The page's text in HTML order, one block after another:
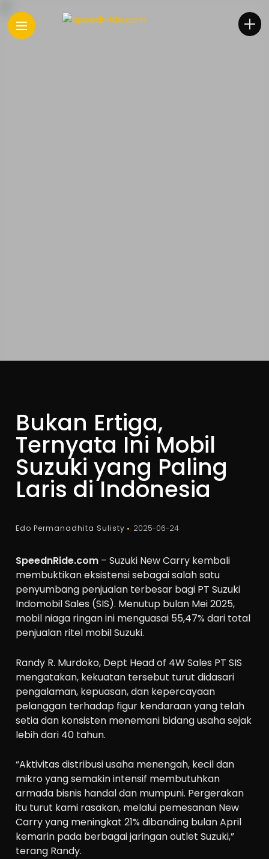
Bukan Ertiga,
Ternyata Ini Mobil
Suzuki yang Paling
Laris di Indonesia
Edo Permanadhita Sulisty 2025-06-24
SpeednRide.com – Suzuki New Carry kembali
membuktikan eksistensi sebagai salah satu
penyumbang penjualan terbesar bagi PT Suzuki
Indomobil Sales (SIS). Menutup bulan Mei 2025,
mobil niaga ringan ini menguasai 55,47% dari total
penjualan ritel mobil Suzuki.
Randy R. Murdoko, Dept Head of 4W Sales PT SIS
mengatakan, kekuatan tersebut turut didasari
pengalaman, kepuasan, dan kepercayaan
pelanggan terhadap figur kendaraan yang telah
setia dan konsisten menemani bidang usaha sejak
lebih dari 40 tahun.
“Aktivitas distribusi usaha menengah, kecil dan
mikro yang semakin intensif membutuhkan
armada bisnis handal dan mumpuni. Pergerakan
itu turut kami rasakan, melalui pemesanan New
Carry yang meningkat 21% dibanding bulan April
kemarin pada berbagai jaringan outlet Suzuki,”
terang Randy.